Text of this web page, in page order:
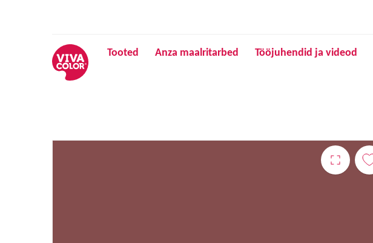
Tooted Anza maalritarbed Tööjuhendid ja videod